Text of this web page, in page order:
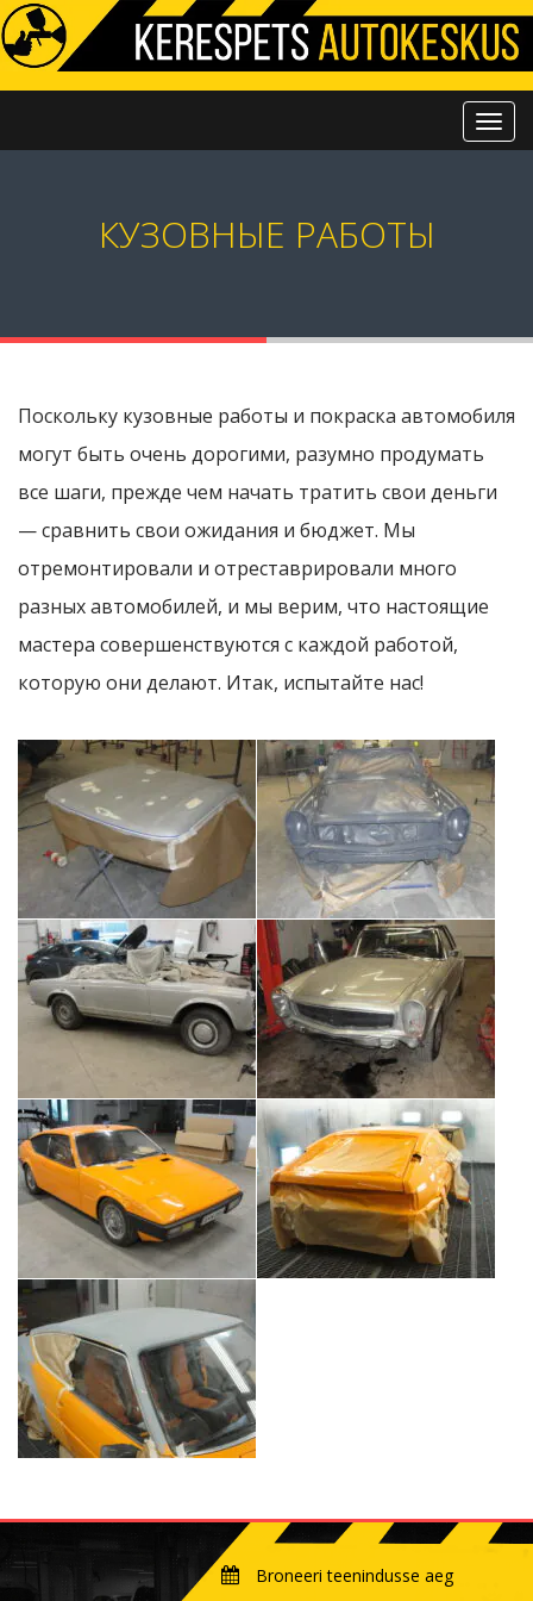
КУЗОВНЫЕ РАБОТЫ
Поскольку кузовные работы и покраска автомобиля
могут быть очень дорогими, разумно продумать
все шаги, прежде чем начать тратить свои деньги
— сравнить свои ожидания и бюджет. Мы
отремонтировали и отреставрировали много
разных автомобилей, и мы верим, что настоящие
мастера совершенствуются с каждой работой,
которую они делают. Итак, испытайте нас!
Broneeri teenindusse aeg